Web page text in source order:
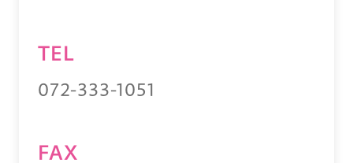
TEL
072-333-1051
FAX